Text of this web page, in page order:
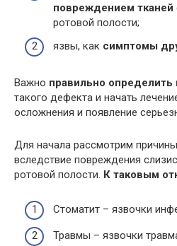
повреждением тканей
ротовой полости;
язвы, как симптомы
Важно правильно определить
такого дефекта и начать
осложнения и появление
Для начала рассмотрим
вследствие повреждения
ротовой полости. К таковым
Стоматит – язвочки
Травмы – язвочки